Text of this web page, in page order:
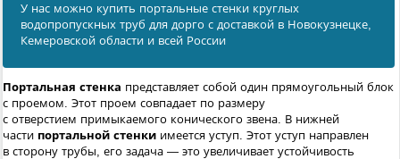
У нас можно купить портальные стенки круглых
водопропускных труб для дорго с доставкой в Новокузнецке,
Кемеровской области и всей России
Портальная стенка представляет собой один прямоугольный блок
с проемом. Этот проем совпадает по размеру
с отверстием примыкаемого конического звена. В нижней
части портальной стенки имеется уступ. Этот уступ направлен
в сторону трубы, его задача — это увеличивает устойчивость